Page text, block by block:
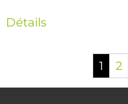
Détails
1 2